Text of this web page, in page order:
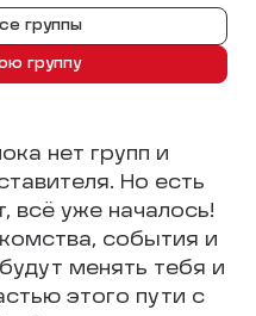
группы
группу
нет групп и
Но есть
всё уже началось!
события и
менять тебя и
этого пути с